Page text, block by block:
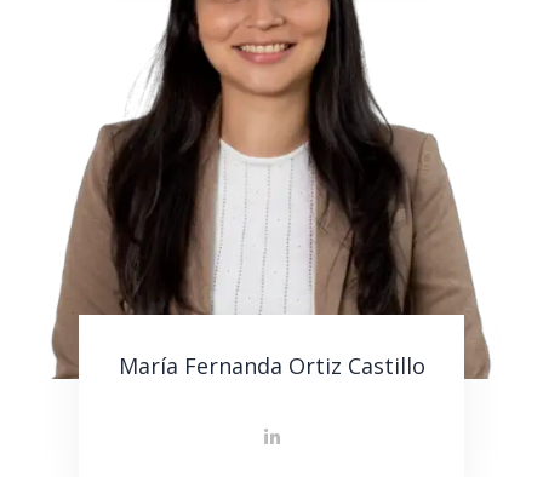
María Fernanda Ortiz Castillo